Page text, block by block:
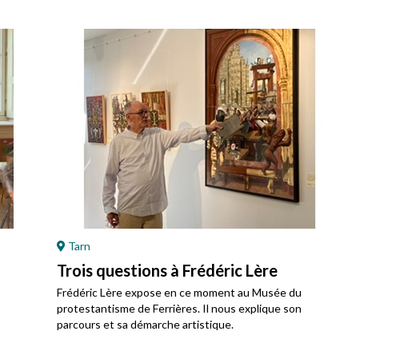
Tarn
Trois questions à Frédéric Lère
Frédéric Lère expose en ce moment au Musée du
protestantisme de Ferrières. Il nous explique son
parcours et sa démarche artistique.